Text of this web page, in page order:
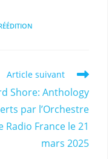
Article suivant
Shore: Anthology
par l’Orchestre
France le 21
mars 2025